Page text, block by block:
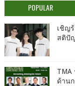
POPULAR
เชิญ
สติปั
TMA
ด้าน